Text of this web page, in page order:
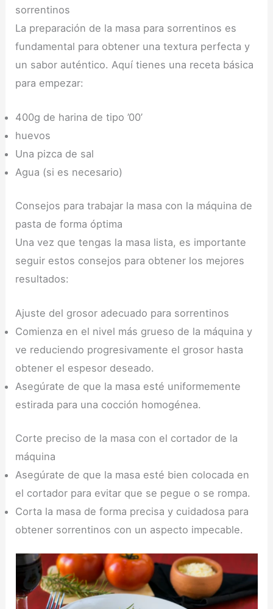
sorrentinos
La preparación de la masa para sorrentinos es
fundamental para obtener una textura perfecta y
un sabor auténtico. Aquí tienes una receta básica
para empezar:
400g de harina de tipo ’00’
huevos
Una pizca de sal
Agua (si es necesario)
Consejos para trabajar la masa con la máquina de
pasta de forma óptima
Una vez que tengas la masa lista, es importante
seguir estos consejos para obtener los mejores
resultados:
Ajuste del grosor adecuado para sorrentinos
Comienza en el nivel más grueso de la máquina y
ve reduciendo progresivamente el grosor hasta
obtener el espesor deseado.
Asegúrate de que la masa esté uniformemente
estirada para una cocción homogénea.
Corte preciso de la masa con el cortador de la
máquina
Asegúrate de que la masa esté bien colocada en
el cortador para evitar que se pegue o se rompa.
Corta la masa de forma precisa y cuidadosa para
obtener sorrentinos con un aspecto impecable.